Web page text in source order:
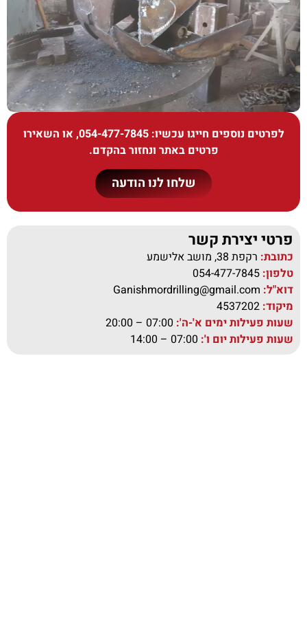
לפרטים נוספים חייגו עכשיו:054-477-7845, או השאירו
פרטים באתר ונחזור בהקדם.
שלחו לנו הודעה
פרטי יצירת קשר
כתובת: רקפת 38, מושב אלישמע
טלפון: 054-477-7845
דוא"ל: Ganishmordrilling@gmail.com
מיקוד: 4537202
שעות פעילות ימים א'-ה': 07:00 – 20:00
שעות פעילות יום ו': 07:00 – 14:00